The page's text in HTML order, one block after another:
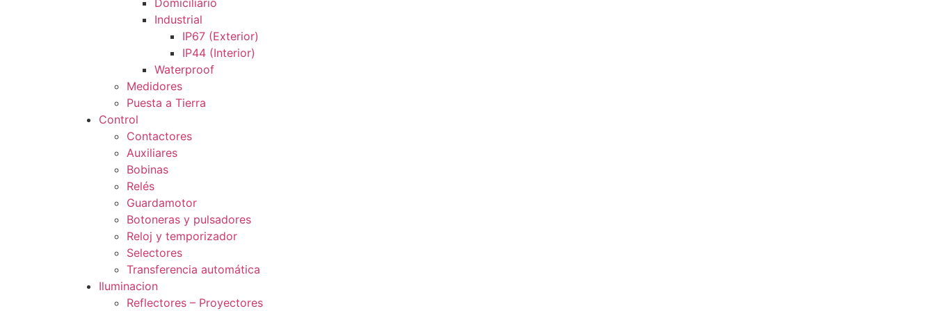
Domiciliario
Industrial
IP67 (Exterior)
IP44 (Interior)
Waterproof
Medidores
Puesta a Tierra
Control
Contactores
Auxiliares
Bobinas
Relés
Guardamotor
Botoneras y pulsadores
Reloj y temporizador
Selectores
Transferencia automática
Iluminacion
Reflectores – Proyectores